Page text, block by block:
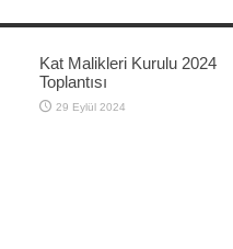
Kat Malikleri Kurulu 2024
Toplantısı
29 Eylül 2024